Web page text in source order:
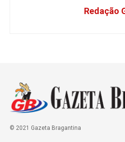
Redação
© 2021 Gazeta Bragantina